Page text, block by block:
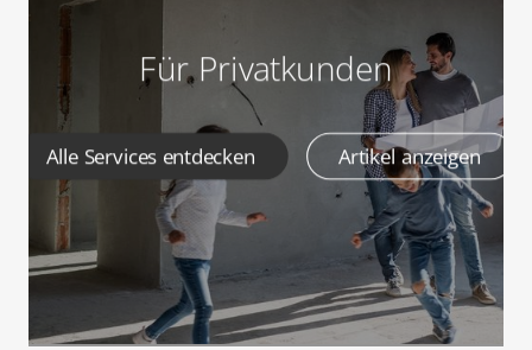
Für Privatkunden
Alle Services entdecken Artikel anzeigen